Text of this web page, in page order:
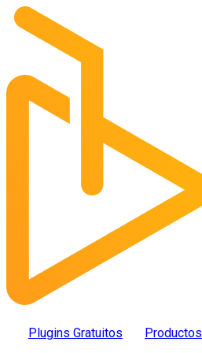
Plugins Gratuitos Productos